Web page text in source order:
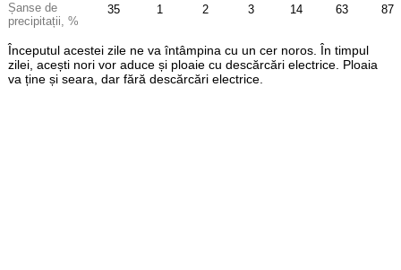
Șanse de
precipitații, %
84
35
1
2
3
14
63
87
Începutul acestei zile ne va întâmpina cu un cer noros. În timpul
zilei, acești nori vor aduce și ploaie cu descărcări electrice. Ploaia
va ține și seara, dar fără descărcări electrice.